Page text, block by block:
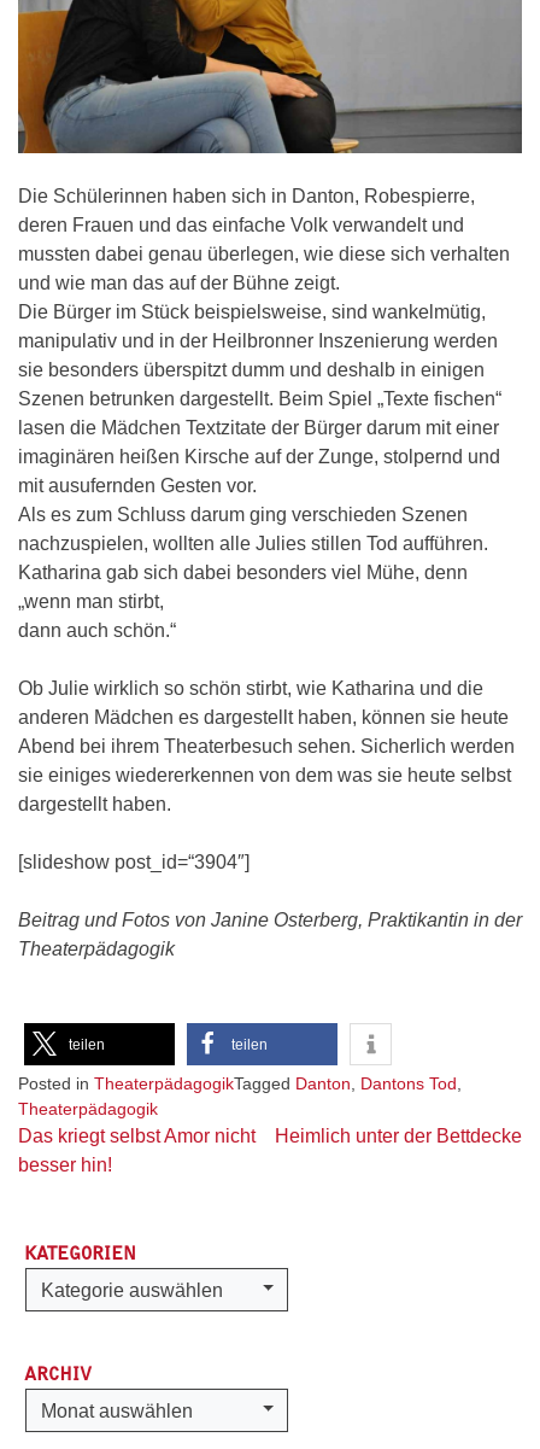
Die Schülerinnen haben sich in Danton, Robespierre,
deren Frauen und das einfache Volk verwandelt und
mussten dabei genau überlegen, wie diese sich verhalten
und wie man das auf der Bühne zeigt.
Die Bürger im Stück beispielsweise, sind wankelmütig,
manipulativ und in der Heilbronner Inszenierung werden
sie besonders überspitzt dumm und deshalb in einigen
Szenen betrunken dargestellt. Beim Spiel „Texte fischen“
lasen die Mädchen Textzitate der Bürger darum mit einer
imaginären heißen Kirsche auf der Zunge, stolpernd und
mit ausufernden Gesten vor.
Als es zum Schluss darum ging verschieden Szenen
nachzuspielen, wollten alle Julies stillen Tod aufführen.
Katharina gab sich dabei besonders viel Mühe, denn
„wenn man stirbt,
dann auch schön.“
Ob Julie wirklich so schön stirbt, wie Katharina und die
anderen Mädchen es dargestellt haben, können sie heute
Abend bei ihrem Theaterbesuch sehen. Sicherlich werden
sie einiges wiedererkennen von dem was sie heute selbst
dargestellt haben.
[slideshow post_id=“3904″]
Beitrag und Fotos von Janine Osterberg, Praktikantin in der
Theaterpädagogik
teilen teilen
Posted in TheaterpädagogikTagged Danton, Dantons Tod,
Theaterpädagogik
Beitragsnavigation
Das kriegt selbst Amor nicht
besser hin!
Heimlich unter der Bettdecke
KATEGORIEN
Kategorien
Kategorie auswählen
ARCHIV
Archiv
Monat auswählen